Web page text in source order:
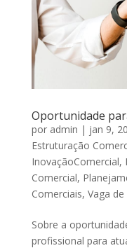
Oportunidade
por admin | jan 9,
Estruturação
InovaçãoComercial,
Comercial,
Comerciais, Vaga
Sobre a
profissional para